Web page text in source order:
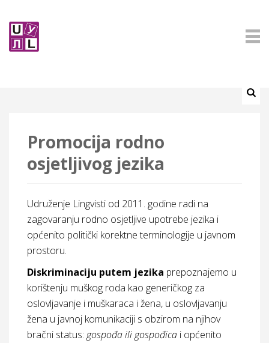
Promocija rodno
osjetljivog jezika
Udruženje Lingvisti od 2011. godine radi na
zagovaranju rodno osjetljive upotrebe jezika i
općenito politički korektne terminologije u javnom
prostoru.
Diskriminaciju putem jezika prepoznajemo u
korištenju muškog roda kao generičkog za
oslovljavanje i muškaraca i žena, u oslovljavanju
žena u javnoj komunikaciji s obzirom na njihov
bračni status: gospođa ili gospođica i općenito